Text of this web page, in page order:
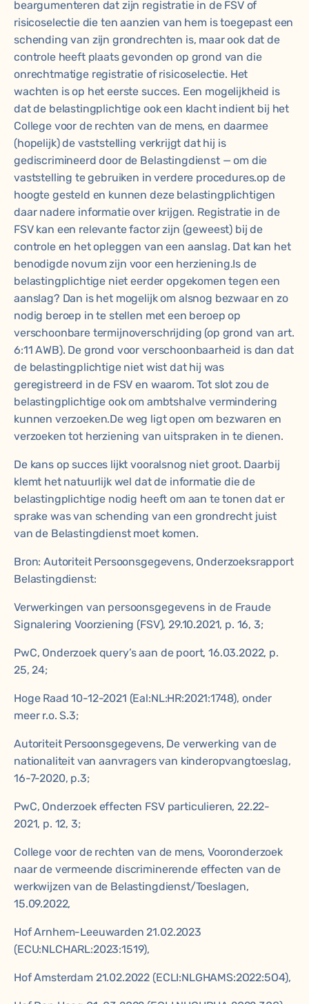
beargumenteren dat zijn registratie in de FSV of
risicoselectie die ten aanzien van hem is toegepast een
schending van zijn grondrechten is, maar ook dat de
controle heeft plaats gevonden op grond van die
onrechtmatige registratie of risicoselectie. Het
wachten is op het eerste succes. Een mogelijkheid is
dat de belastingplichtige ook een klacht indient bij het
College voor de rechten van de mens, en daarmee
(hopelijk) de vaststelling verkrijgt dat hij is
gediscrimineerd door de Belastingdienst — om die
vaststelling te gebruiken in verdere procedures.op de
hoogte gesteld en kunnen deze belastingplichtigen
daar nadere informatie over krijgen. Registratie in de
FSV kan een relevante factor zijn (geweest) bij de
controle en het opleggen van een aanslag. Dat kan het
benodigde novum zijn voor een herziening.Is de
belastingplichtige niet eerder opgekomen tegen een
aanslag? Dan is het mogelijk om alsnog bezwaar en zo
nodig beroep in te stellen met een beroep op
verschoonbare termijnoverschrijding (op grond van art.
6:11 AWB). De grond voor verschoonbaarheid is dan dat
de belastingplichtige niet wist dat hij was
geregistreerd in de FSV en waarom. Tot slot zou de
belastingplichtige ook om ambtshalve vermindering
kunnen verzoeken.De weg ligt open om bezwaren en
verzoeken tot herziening van uitspraken in te dienen.
De kans op succes lijkt vooralsnog niet groot. Daarbij
klemt het natuurlijk wel dat de informatie die de
belastingplichtige nodig heeft om aan te tonen dat er
sprake was van schending van een grondrecht juist
van de Belastingdienst moet komen.
Bron: Autoriteit Persoonsgegevens, Onderzoeksrapport
Belastingdienst:
Verwerkingen van persoonsgegevens in de Fraude
Signalering Voorziening (FSV), 29.10.2021, p. 16, 3;
PwC, Onderzoek query’s aan de poort, 16.03.2022, p.
25, 24;
Hoge Raad 10-12-2021 (Eal:NL:HR:2021:1748), onder
meer r.o. S.3;
Autoriteit Persoonsgegevens, De verwerking van de
nationaliteit van aanvragers van kinderopvangtoeslag,
16-7-2020, p.3;
PwC, Onderzoek effecten FSV particulieren, 22.22-
2021, p. 12, 3;
College voor de rechten van de mens, Vooronderzoek
naar de vermeende discriminerende effecten van de
werkwijzen van de Belastingdienst/Toeslagen,
15.09.2022,
Hof Arnhem-Leeuwarden 21.02.2023
(ECU:NLCHARL:2023:1519),
Hof Amsterdam 21.02.2022 (ECLI:NLGHAMS:2O22:5O4),